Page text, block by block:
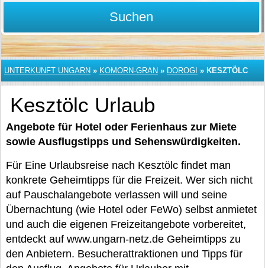
Suchen
UNTERKUNFT UNGARN » KOMORN-GRAN » DOROGI » KESZTÖLC
Kesztölc Urlaub
Angebote für Hotel oder Ferienhaus zur Miete
sowie Ausflugstipps und Sehenswürdigkeiten.
Für Eine Urlaubsreise nach Kesztölc findet man
konkrete Geheimtipps für die Freizeit. Wer sich nicht
auf Pauschalangebote verlassen will und seine
Übernachtung (wie Hotel oder FeWo) selbst anmietet
und auch die eigenen Freizeitangebote vorbereitet,
entdeckt auf www.ungarn-netz.de Geheimtipps zu
den Anbietern. Besucherattraktionen und Tipps für